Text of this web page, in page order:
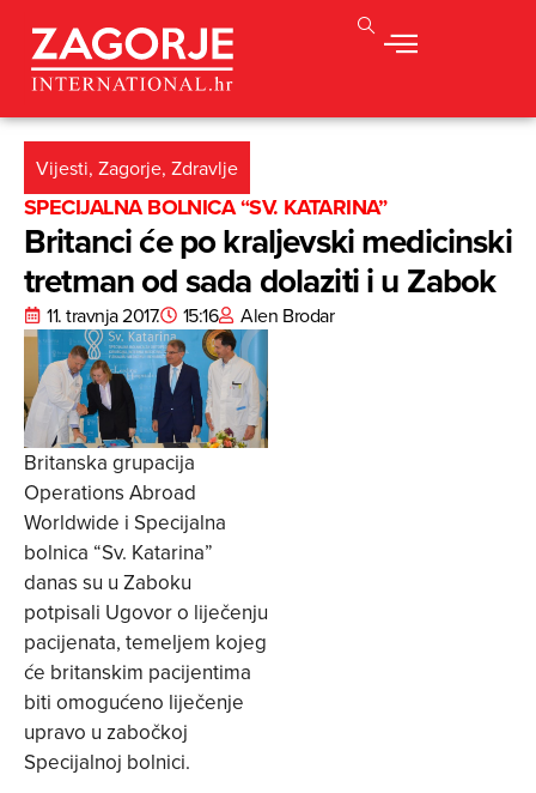
Vijesti, Zagorje, Zdravlje
SPECIJALNA BOLNICA “SV. KATARINA”
Britanci će po kraljevski medicinski
tretman od sada dolaziti i u Zabok
11. travnja 2017. 15:16 Alen Brodar
Britanska grupacija
Operations Abroad
Worldwide i Specijalna
bolnica “Sv. Katarina”
danas su u Zaboku
potpisali Ugovor o liječenju
pacijenata, temeljem kojeg
će britanskim pacijentima
biti omogućeno liječenje
upravo u zabočkoj
Specijalnoj bolnici.